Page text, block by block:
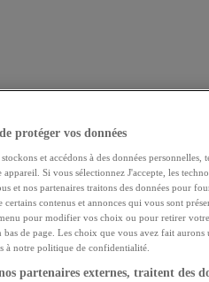
protéger vos données
et accédons à des données
Si vous sélectionnez J'accepte, les
et nos partenaires traitons des données pour
certains contenus et annonces qui vous sont
pour modifier vos choix ou pour retirer
bas de page. Les choix que vous avez fait
à notre politique de confidentialité.
partenaires externes, traitent des